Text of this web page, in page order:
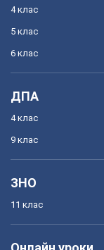
4 клас
5 клас
6 клас
ДПА
4 клас
9 клас
ЗНО
11 клас